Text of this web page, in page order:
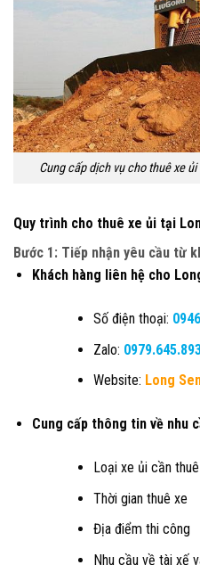
Cung cấp dịch vụ cho thuê xe
Quy trình cho thuê xe ủi tại
Bước 1: Tiếp nhận yêu cầu từ
Khách hàng liên hệ cho
Số điện thoại:
Zalo:
Website: Long
Cung cấp thông tin về nhu
Loại xe ủi cần thuê
Thời gian thuê xe
Địa điểm thi công
Nhu cầu về tài xế